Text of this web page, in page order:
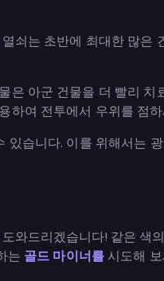
쇠는 초반에 최대한 많은
은 아군 건물을 더 빨리
하여 전투에서 우위를 점
습니다. 이를 위해서는
와드리겠습니다! 같은 색
는 골드 마이너를 시도해